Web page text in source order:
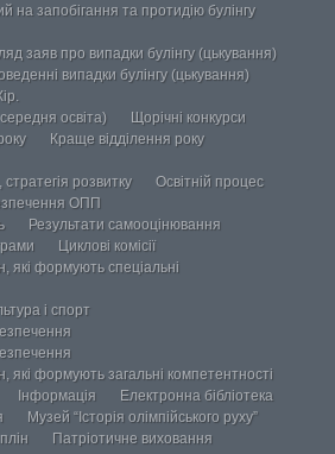
на запобігання та протидію булінгу
заяв про випадки булінгу (цькування)
випадки булінгу (цькування)
освіта)
Щорічні конкурси
Краще відділення року
розвитку
Освітній процес
ОПП
Результати самооцінювання
Циклові комісії
які формують спеціальні
і спорт
які формують загальні компетентності
Інформація
Електронна бібліотека
Музей “Історія олімпійського руху”
Патріотичне виховання